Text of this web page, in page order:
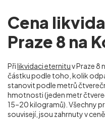
Cena
Praze 8 na
Přilikvidaci eternituv Praze 8
částku podle toho, kolik
stanovit podle metrů
hmotnosti (jeden metr
15–20 kilogramů). Všechny
souvisejí, jsou zahrnuty v ceně.